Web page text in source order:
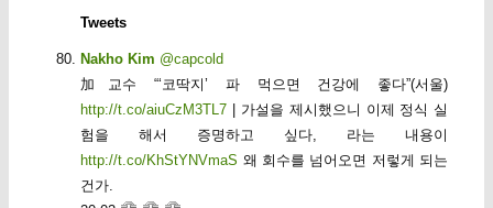
Tweets
Nakho Kim @capcold
加교수 “‘코딱지’ 파 먹으면 건강에 좋다”(서울)
http://t.co/aiuCzM3TL7 | 가설을 제시했으니 이제 정식 실
험을 해서 증명하고 싶다, 라는 내용이
http://t.co/KhStYNVmaS 왜 회수를 넘어오면 저렇게 되는
건가.